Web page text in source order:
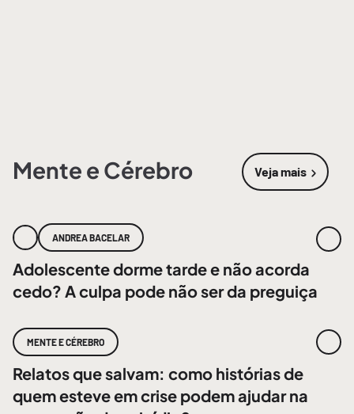
Mente e Cérebro Veja mais
sobre
ANDREA BACELAR
Adolescente dorme tarde e não acorda
cedo? A culpa pode não ser da preguiça
MENTE E CÉREBRO
Relatos que salvam: como histórias de
quem esteve em crise podem ajudar na